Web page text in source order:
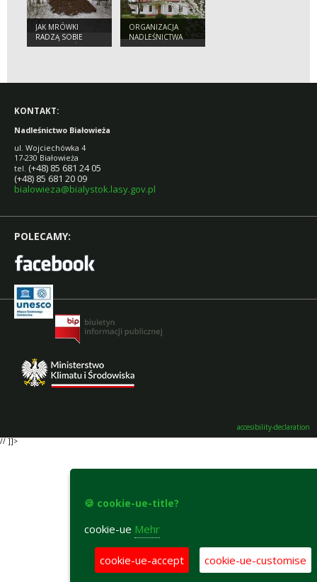
JAK MRÓWKI
RADZĄ SOBIE
ZIMĄ? CZY ŚPIĄ?
ORGANIZACJA
NADLEŚNICTWA
BIAŁOWIEŻA
KONTAKT:
Nadleśnictwo Białowieża
ul. Wojciechówka 4
17-230 Białowieża
tel. (+48) 85 681 24 05
(+48) 85 681 20 09
bialowieza@bialystok.lasy.gov.pl
POLECAMY:
accesibility-declaration
// ]]>
🍪 cookie-ue-title?
cookie-ue Mehr
cookie-ue-accept cookie-ue-customise